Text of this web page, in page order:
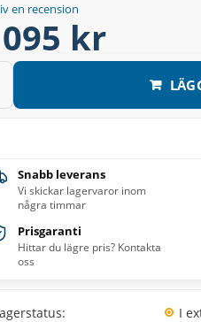
en recension
kr
Snabb leverans
Vi skickar lagervaror inom
några timmar
Prisgaranti
Hittar du lägre pris? Kontakta
oss
I